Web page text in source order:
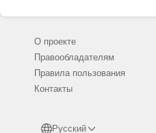
О проекте
Правообладателям
Правила пользования
Контакты
Русский